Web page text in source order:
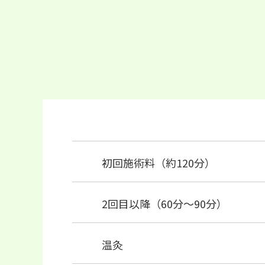
初回施術料（約120分）
2回目以降（60分～90分）
温灸